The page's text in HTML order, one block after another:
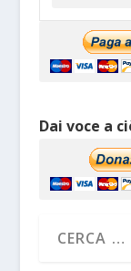
Dai voce a